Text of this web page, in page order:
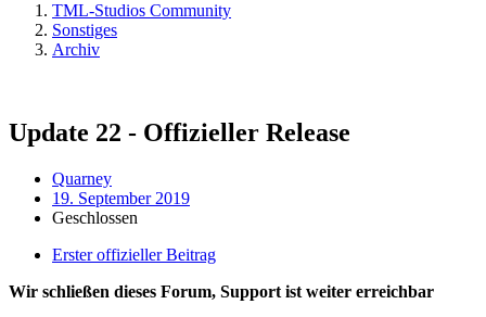
TML-Studios Community
Sonstiges
Archiv
Update 22 - Offizieller Release
Quarney
19. September 2019
Geschlossen
Erster offizieller Beitrag
Wir schließen dieses Forum, Support ist weiter erreichbar